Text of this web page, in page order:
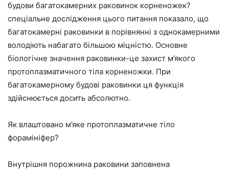
будови багатокамерних раковинок корненожек?
спеціальне дослідження цього питання показало, що
багатокамерні раковинки в порівнянні з однокамерними
володіють набагато більшою міцністю. Основне
біологічне значення раковинки-це захист м’якого
протоплазматичного тіла корненожки. При
багатокамерному будові раковинки ця функція
здійснюється досить абсолютно.
Як влаштовано м’яке протоплазматичне тіло
форамініфер?
Внутрішня порожнина раковини заповнена